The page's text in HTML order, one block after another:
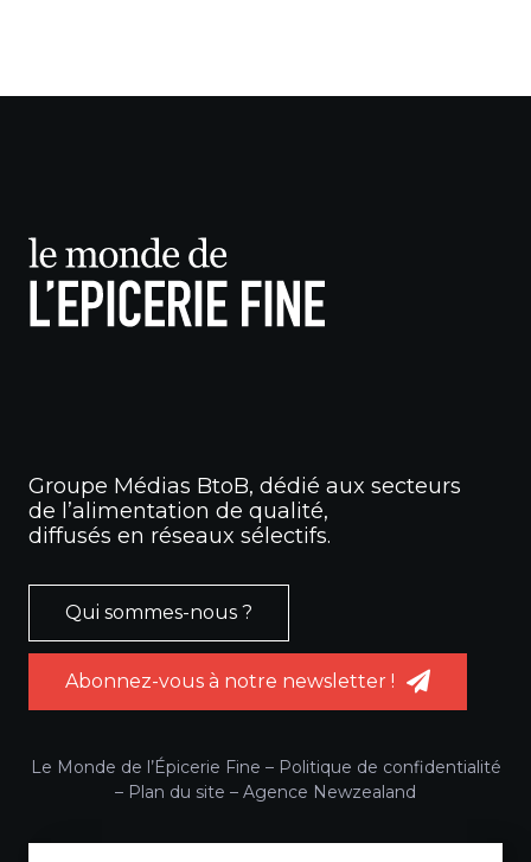
Groupe Médias BtoB, dédié aux secteurs
de l’alimentation de qualité,
diffusés en réseaux sélectifs.
Qui sommes-nous ?
Abonnez-vous à notre newsletter !
Le Monde de l’Épicerie Fine – Politique de confidentialité
– Plan du site – Agence Newzealand